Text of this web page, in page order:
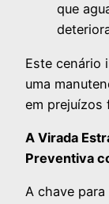
que
Este cenário
uma
em prejuízos
A Virada
Preventiva
A chave